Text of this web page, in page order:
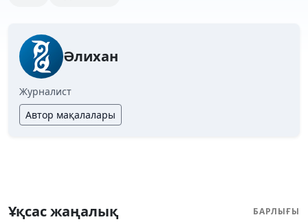
Әлихан
Журналист
Автор мақалалары
Ұқсас жаңалық БАРЛЫҒЫ